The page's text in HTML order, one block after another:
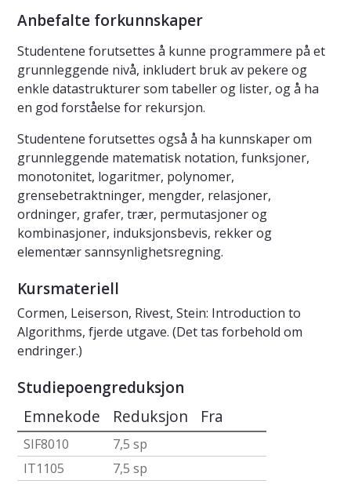
Anbefalte forkunnskaper
Studentene forutsettes å kunne programmere på et
grunnleggende nivå, inkludert bruk av pekere og
enkle datastrukturer som tabeller og lister, og å ha
en god forståelse for rekursjon.
Studentene forutsettes også å ha kunnskaper om
grunnleggende matematisk notation, funksjoner,
monotonitet, logaritmer, polynomer,
grensebetraktninger, mengder, relasjoner,
ordninger, grafer, trær, permutasjoner og
kombinasjoner, induksjonsbevis, rekker og
elementær sannsynlighetsregning.
Kursmateriell
Cormen, Leiserson, Rivest, Stein: Introduction to
Algorithms, fjerde utgave. (Det tas forbehold om
endringer.)
Studiepoengreduksjon
Emnekode Reduksjon Fra
SIF8010
7,5 sp
IT1105
7,5 sp